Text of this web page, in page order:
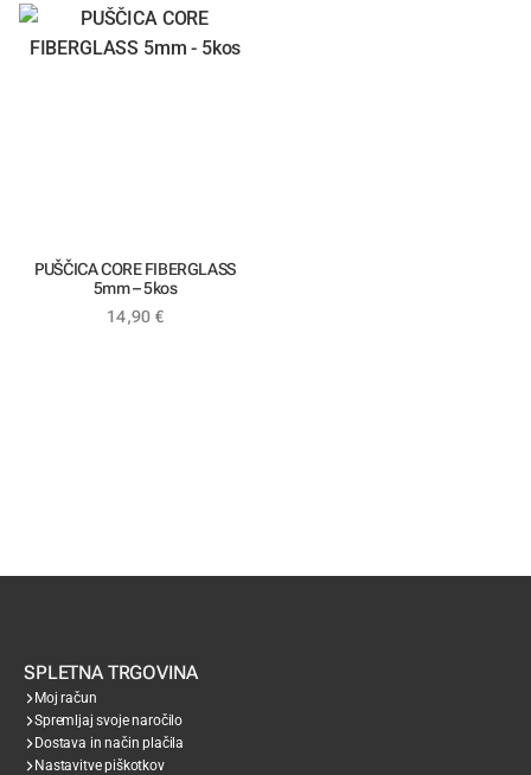
14,90 €
PUŠČICA CORE FIBERGLASS
5mm – 5kos
SPLETNA TRGOVINA
Moj račun
Spremljaj svoje naročilo
Dostava in način plačila
Nastavitve piškotkov